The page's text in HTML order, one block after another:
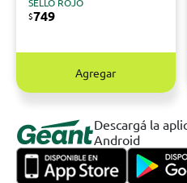
$749
Agregar
Descargá la
Android